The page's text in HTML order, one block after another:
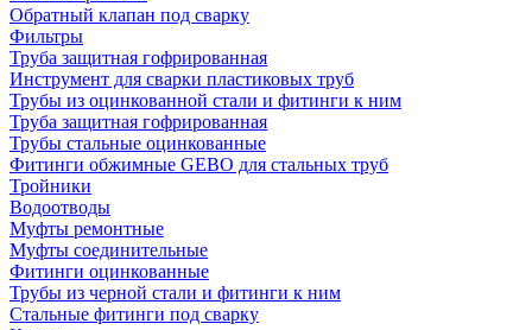
Обратный клапан под сварку
Фильтры
Труба защитная гофрированная
Инструмент для сварки пластиковых труб
Трубы из оцинкованной стали и фитинги к ним
Труба защитная гофрированная
Трубы стальные оцинкованные
Фитинги обжимные GEBO для стальных труб
Тройники
Водоотводы
Муфты ремонтные
Муфты соединительные
Фитинги оцинкованные
Трубы из черной стали и фитинги к ним
Стальные фитинги под сварку